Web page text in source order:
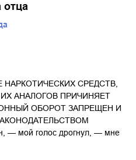
СРЕДСТВ,
АНАЛОГОВ ПРИЧИНЯЕТ
ОБОРОТ ЗАПРЕЩЕН И
мой голос дрогнул, — мне